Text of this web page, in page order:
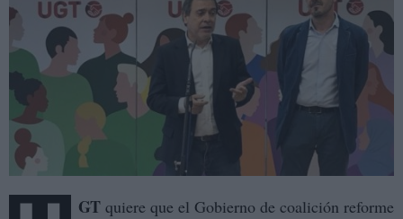
GT quiere que el Gobierno de coalición reforme